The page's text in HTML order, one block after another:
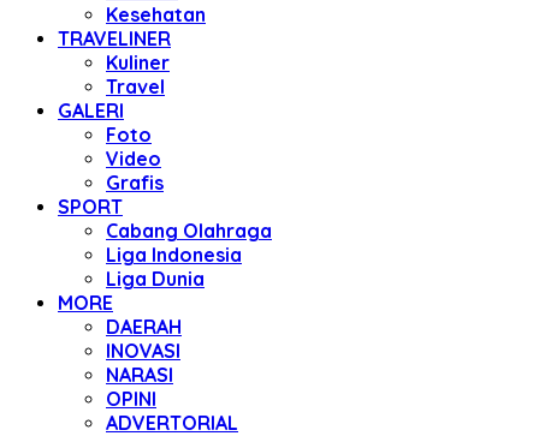
Kesehatan
TRAVELINER
Kuliner
Travel
GALERI
Foto
Video
Grafis
SPORT
Cabang Olahraga
Liga Indonesia
Liga Dunia
MORE
DAERAH
INOVASI
NARASI
OPINI
ADVERTORIAL